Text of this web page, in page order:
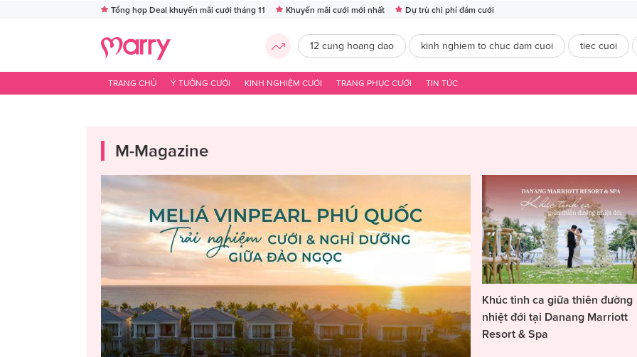
Tổng hợp Deal khuyến mãi cưới tháng 11 Khuyến mãi cưới mới nhất Dự trù chi phí đám cưới
12 cung hoang dao kinh nghiem to chuc dam cuoi tiec cuoi
TRANG CHỦ Ý TƯỞNG CƯỚI KINH NGHIỆM CƯỚI TRANG PHỤC CƯỚI TIN TỨC
M-Magazine
Khúc tình ca giữa thiên đường
nhiệt đới tại Danang Marriott
Resort & Spa